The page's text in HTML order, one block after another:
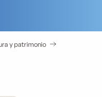
y patrimonio